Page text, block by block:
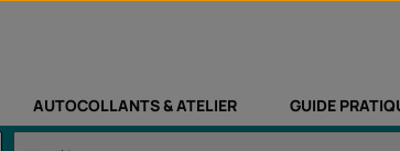
AUTOCOLLANTS & ATELIER GUIDE